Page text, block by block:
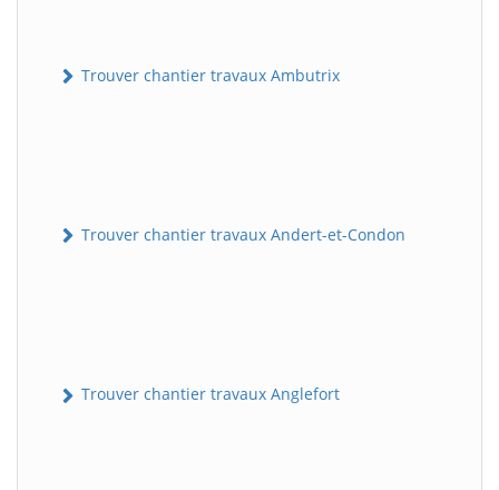
Trouver chantier travaux Ambutrix
Trouver chantier travaux Andert-et-Condon
Trouver chantier travaux Anglefort